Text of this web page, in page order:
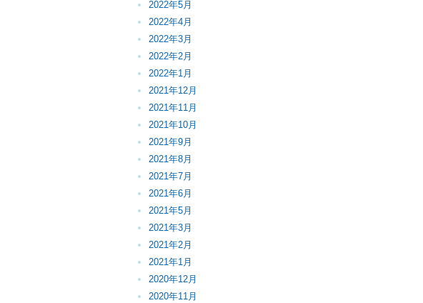
2022年5月
2022年4月
2022年3月
2022年2月
2022年1月
2021年12月
2021年11月
2021年10月
2021年9月
2021年8月
2021年7月
2021年6月
2021年5月
2021年3月
2021年2月
2021年1月
2020年12月
2020年11月